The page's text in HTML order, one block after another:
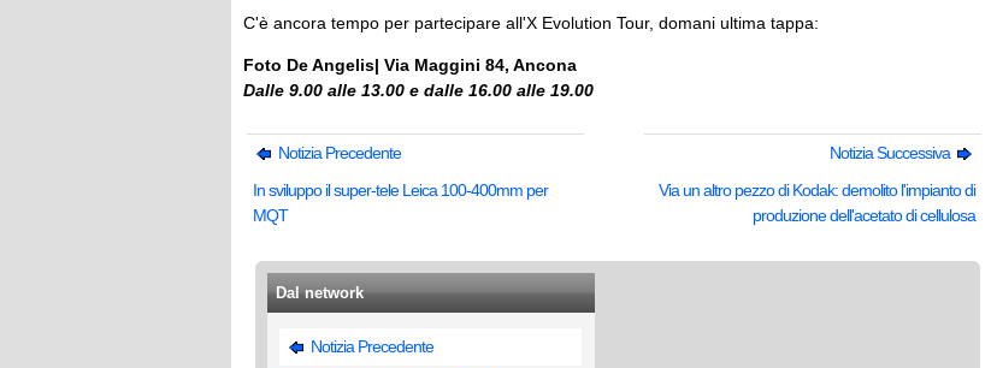
C'è ancora tempo per partecipare all'X Evolution Tour, domani ultima tappa:
Foto De Angelis| Via Maggini 84, Ancona
Dalle 9.00 alle 13.00 e dalle 16.00 alle 19.00
Notizia Precedente
In sviluppo il super-tele Leica 100-400mm per
MQT
Notizia Successiva
Via un altro pezzo di Kodak: demolito l'impianto di
produzione dell'acetato di cellulosa
Dal network
Notizia Precedente